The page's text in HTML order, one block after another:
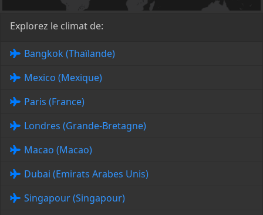
Explorez le climat de:
Bangkok (Thaïlande)
Mexico (Mexique)
Paris (France)
Londres (Grande-Bretagne)
Macao (Macao)
Dubai (Emirats Arabes Unis)
Singapour (Singapour)